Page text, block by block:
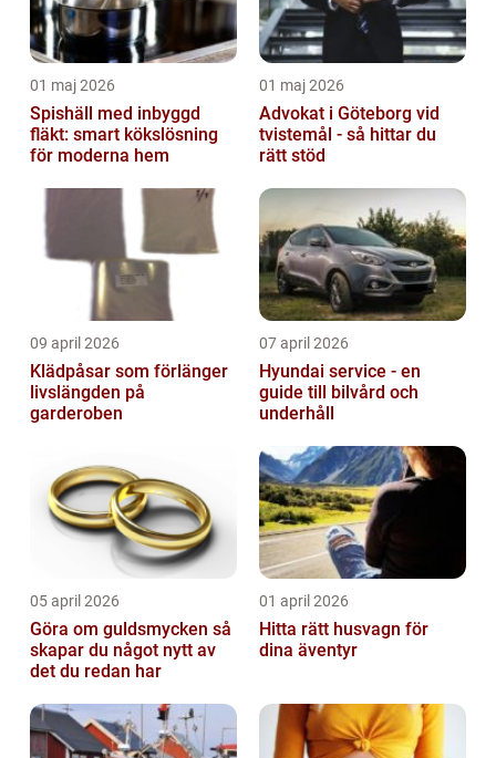
01 maj 2026
Spishäll med inbyggd
fläkt: smart kökslösning
för moderna hem
01 maj 2026
Advokat i Göteborg vid
tvistemål - så hittar du
rätt stöd
09 april 2026
Klädpåsar som förlänger
livslängden på
garderoben
07 april 2026
Hyundai service - en
guide till bilvård och
underhåll
05 april 2026
Göra om guldsmycken så
skapar du något nytt av
det du redan har
01 april 2026
Hitta rätt husvagn för
dina äventyr